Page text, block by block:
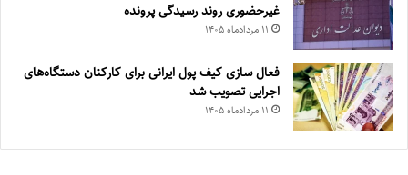
غیرحضوری روند رسیدگی پرونده
۱۱ مرداد‌ماه ۱۴۰۵
فعال سازی کیف پول ایرانی برای کارکنان دستگاه‌های
اجرایی تصویب شد
۱۱ مرداد‌ماه ۱۴۰۵